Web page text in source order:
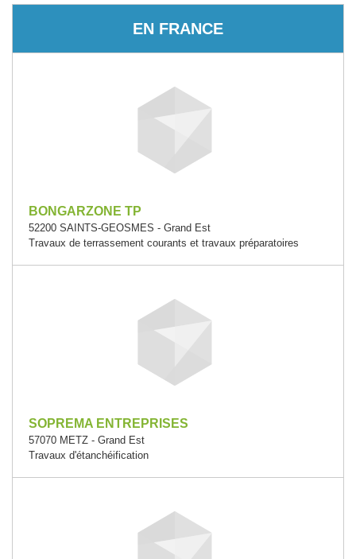
EN FRANCE
BONGARZONE TP
52200 SAINTS-GEOSMES - Grand Est
Travaux de terrassement courants et travaux préparatoires
SOPREMA ENTREPRISES
57070 METZ - Grand Est
Travaux d'étanchéification